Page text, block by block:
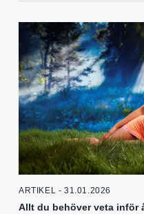
ARTIKEL - 31.01.2026
Allt du behöver veta inför